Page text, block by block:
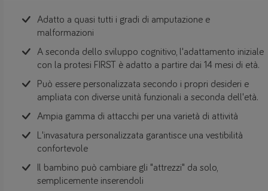
Adatto a quasi tutti i gradi di amputazione e
malformazioni
A seconda dello sviluppo cognitivo, l'adattamento iniziale
con la protesi FIRST è adatto a partire dai 14 mesi di età.
Può essere personalizzata secondo i propri desideri e
ampliata con diverse unità funzionali a seconda dell'età.
Ampia gamma di attacchi per una varietà di attività
L'invasatura personalizzata garantisce una vestibilità
confortevole
Il bambino può cambiare gli "attrezzi" da solo,
semplicemente inserendoli